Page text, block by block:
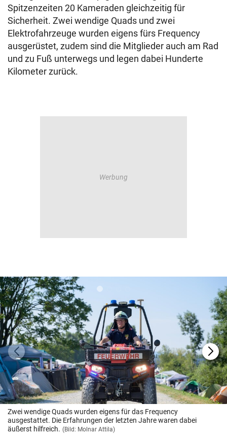
Spitzenzeiten 20 Kameraden gleichzeitig für
Sicherheit. Zwei wendige Quads und zwei
Elektrofahrzeuge wurden eigens fürs Frequency
ausgerüstet, zudem sind die Mitglieder auch am Rad
und zu Fuß unterwegs und legen dabei Hunderte
Kilometer zurück.
Zwei wendige Quads wurden eigens für das Frequency
ausgestattet. Die Erfahrungen der letzten Jahre waren dabei
äußerst hilfreich. (Bild: Molnar Attila)